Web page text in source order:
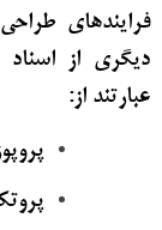
فرایندهای
دیگری از اسناد
عبارتند از: